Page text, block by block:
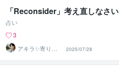
「Reconsider」考え直しなさい
占い
3
アキラ✨寄り添
う聴き手 迷い不
安の相談室
2025/07/28